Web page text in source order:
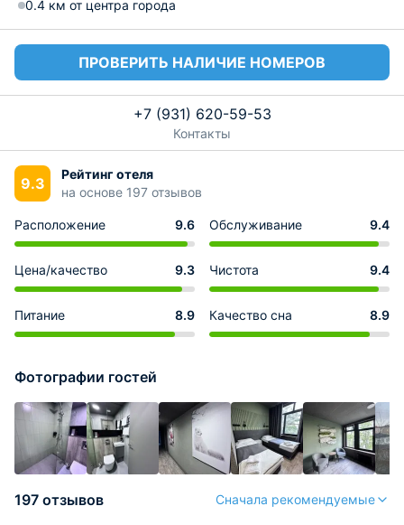
0.4 км от центра города
ПРОВЕРИТЬ НАЛИЧИЕ НОМЕРОВ
+7 (931) 620-59-53
Контакты
9.3
Рейтинг отеля
на основе 197 отзывов
Расположение 9.6 Обслуживание 9.4
Цена/качество 9.3 Чистота 9.4
Питание 8.9 Качество сна 8.9
Фотографии гостей
197 отзывов Сначала рекомендуемые